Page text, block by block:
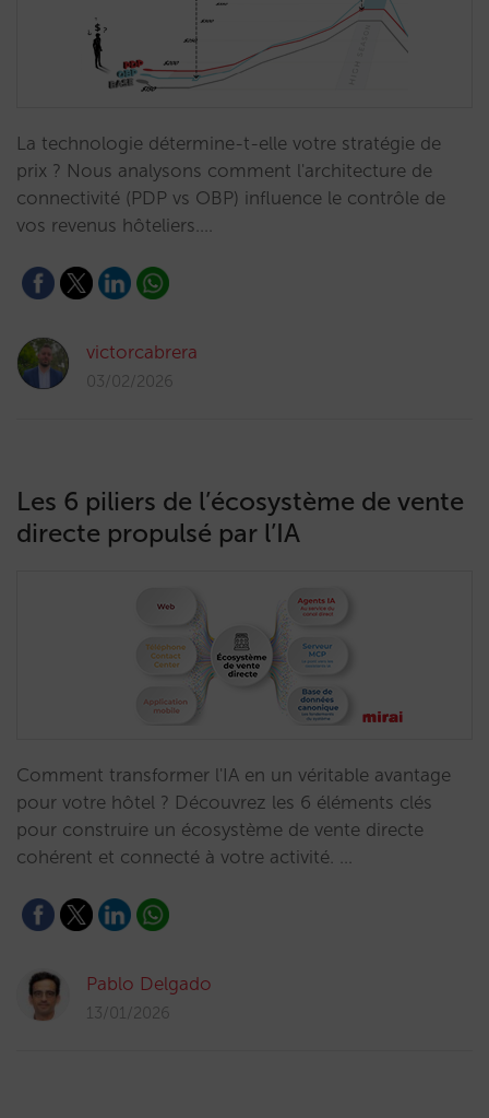
La technologie détermine-t-elle votre stratégie de
prix ? Nous analysons comment l'architecture de
connectivité (PDP vs OBP) influence le contrôle de
vos revenus hôteliers.…
victorcabrera
03/02/2026
Les 6 piliers de l’écosystème de vente
directe propulsé par l’IA
Comment transformer l'IA en un véritable avantage
pour votre hôtel ? Découvrez les 6 éléments clés
pour construire un écosystème de vente directe
cohérent et connecté à votre activité. …
Pablo Delgado
13/01/2026